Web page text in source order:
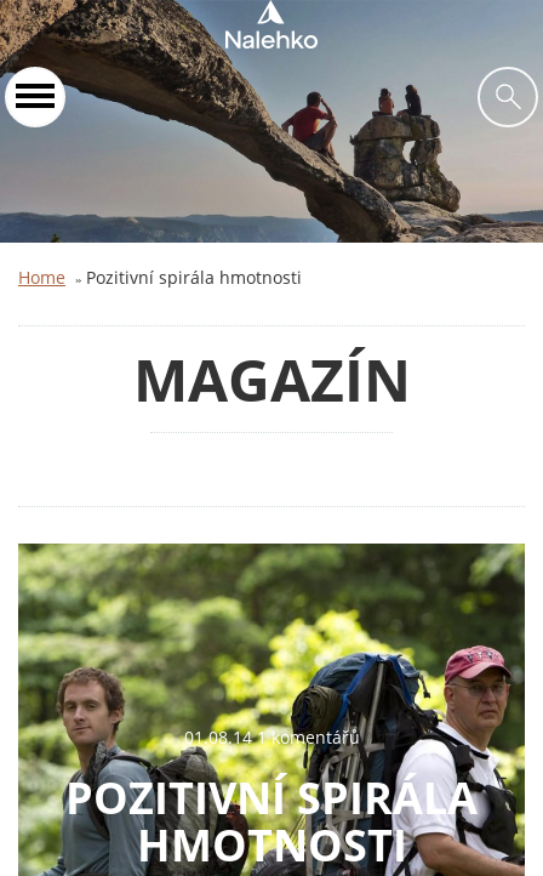
Home » Pozitivní spirála hmotnosti
MAGAZÍN
01.08.14 1 komentářů
POZITIVNÍ SPIRÁLA
HMOTNOSTI